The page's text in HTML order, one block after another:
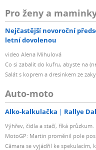
Pro ženy a
Nejčastější novoroční
letní dovolenou
video Alena Mihulová
Co si zabalit do kufru, abyste na
Salát s koprem a dresinkem ze
Auto-moto
Alko-kalkulačka Rallye
Výhřev, čidla a stačí, říká
MotoGP: Martin proměnil pole
Câmara se vyjádřil ke spekulacím,